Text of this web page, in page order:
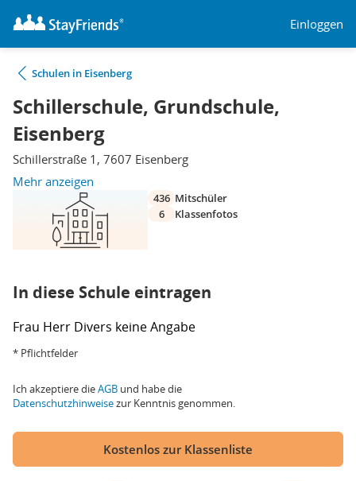
Einloggen
Schulen in Eisenberg
Schillerschule, Grundschule,
Eisenberg
Schillerstraße 1, 7607 Eisenberg
Mehr anzeigen
436 Mitschüler
6
Klassenfotos
In diese Schule eintragen
Frau Herr Divers keine Angabe
* Pflichtfelder
Ich akzeptiere dieAGB und habe die
Datenschutzhinweisezur Kenntnis genommen.
Kostenlos zur Klassenliste